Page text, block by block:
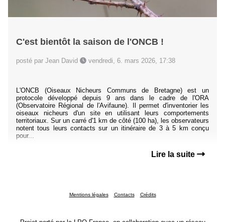
C'est bientôt la saison de l'ONCB !
posté par Jean David vendredi, 6. mars 2026, 17:38
L'ONCB (Oiseaux Nicheurs Communs de Bretagne) est un
protocole développé depuis 9 ans dans le cadre de l'ORA
(Observatoire Régional de l'Avifaune). Il permet d'inventorier les
oiseaux nicheurs d'un site en utilisant leurs comportements
territoriaux. Sur un carré d'1 km de côté (100 ha), les observateurs
notent tous leurs contacts sur un itinéraire de 3 à 5 km conçu
pour...
Lire la suite
Mentions légales Contacts Crédits